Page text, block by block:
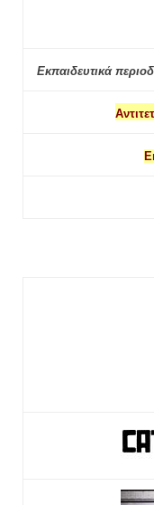
Εκπαιδευτικά